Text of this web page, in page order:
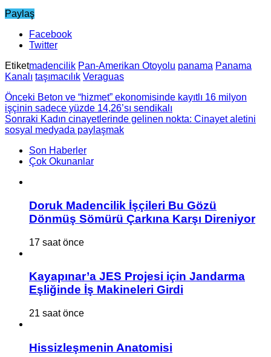
Paylaş
Facebook
Twitter
Etiketmadencilik Pan-Amerikan Otoyolu panama Panama
Kanalı taşımacılık Veraguas
Önceki Beton ve “hizmet” ekonomisinde kayıtlı 16 milyon
işçinin sadece yüzde 14,26’sı sendikalı
Sonraki Kadın cinayetlerinde gelinen nokta: Cinayet aletini
sosyal medyada paylaşmak
Son Haberler
Çok Okunanlar
Doruk Madencilik İşçileri Bu Gözü
Dönmüş Sömürü Çarkına Karşı Direniyor
17 saat önce
Kayapınar’a JES Projesi için Jandarma
Eşliğinde İş Makineleri Girdi
21 saat önce
Hissizleşmenin Anatomisi